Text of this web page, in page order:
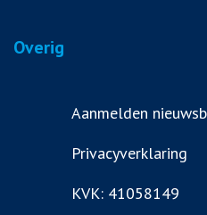
Overig
Aanmelden
Privacyverklaring
KVK: 41058149